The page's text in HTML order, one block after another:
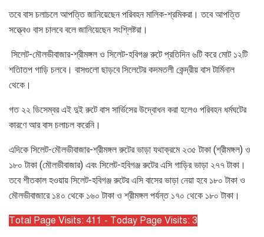
তবে বাস চলাচলে আপত্তি জানিয়েছেন পরিবহন মালিক-শ্রমিকরা। তবে আপত্তি
সত্ত্বেও বাস চালবে বলে জানিয়েছেন সংশ্লিষ্টরা।
সিলেট-মৌলভীবাজার-শ্রীমঙ্গল ও সিলেট-হবিগঞ্জ রুটে প্রতিদিন ৬টি করে মোট ১২টি
শতিাতপ গাড়ি চলবে। বাসগুলো ছাড়বে সিলেটের কদমতলী কেন্দ্রীয় বাস টার্মিনাল
থেকে।
গত ২২ ডিসেম্বর এই দুই রুটে বাস সার্ভিসের উদ্বোধন করা হলেও পরিবহন ধর্মঘটের
কারণে আর বাস চলাচল করেনি।
এদিকে সিলেট-মৌলভীবাজার-শ্রীমঙ্গল রুটের ভাড়া যথাক্রমে ২৩৫ টাকা (শ্রীমঙ্গল) ও
১৮০ টাকা (মৌলভীবাজার) এবং সিলেট-হবিগঞ্জ রুটের এসি গাড়ির ভাড়া ২৭৭ টাকা।
তবে শীতকাল হওয়ায় সিলেট-হবিগঞ্জ রুটের এসি বাসের ভাড়া নেয়া হবে ১৮০ টাকা ও
মৌলভীবাজারে ১৪০ থেকে ১৬০ টাকা ও শ্রীমঙ্গল পর্যন্ত ১৭০ থেকে ১৮০ টাকা।
Total Page Visits: 411 - Today Page Visits: 3